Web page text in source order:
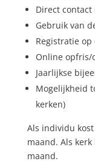
Direct
Gebruik van
Registratie
Online opfris/
Jaarlijkse
Mogelijkheid
kerken)
Als individu
maand. Als
maand.